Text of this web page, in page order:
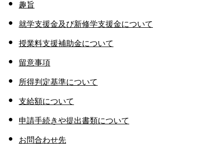
趣旨
就学支援金及び新修学支援金について
授業料支援補助金について
留意事項
所得判定基準について
支給額について
申請手続きや提出書類について
お問合わせ先